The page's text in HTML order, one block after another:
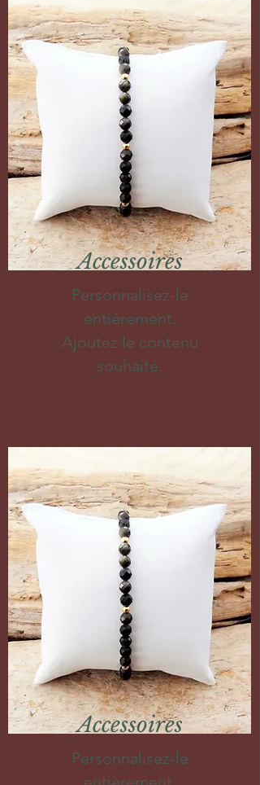
Accessoires
Personnalisez-le
entièrement.
Ajoutez le contenu
souhaité.
Accessoires
Personnalisez-le